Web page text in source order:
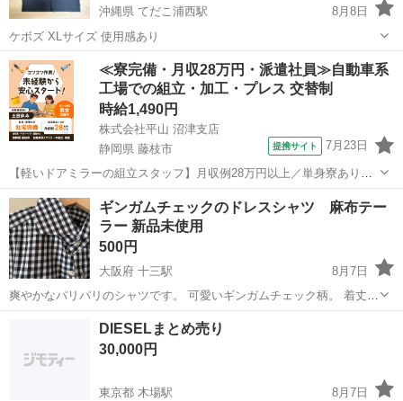
沖縄県 てだこ浦西駅
8月8日
ケボズ XLサイズ 使用感あり
沖縄 沖縄市 てだこ浦西駅 シャツ
≪寮完備・月収28万円・派遣社員≫自動車系
工場での組立・加工・プレス 交替制
時給1,490円
株式会社平山 沼津支店
静岡県 藤枝市
提携サイト 7月23日
【軽いドアミラーの組立スタッフ】月収例28万円以上／単身寮あり／
年間休日121日／初めてさんも安心のカンタン作業 【未経験歓迎】軽
いドアミラーの組立スタッフ｜新設のキレイな工場◎男女活躍中！ 大
手自動車部品メーカーの新設工...
静岡 藤枝市 その他
ギンガムチェックのドレスシャツ 麻布テー
ラー 新品未使用
500円
大阪府 十三駅
8月7日
爽やかなパリパリのシャツです。 可愛いギンガムチェック柄。 着丈73
肩幅45 身幅50 くらいです。 新品未使用です。
シャツ
DIESELまとめ売り
30,000円
東京都 木場駅
8月7日